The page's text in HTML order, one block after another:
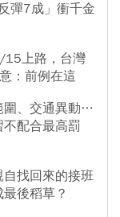
彈7成」衝千金
上路，台灣
：前例在這
圍、交通異動…
配合最高罰
找回來的接班
後稻草？